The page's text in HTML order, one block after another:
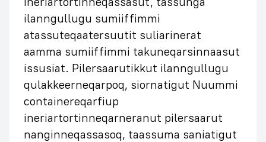
ilanngullugu sumiiffimmi
atassuteqaatersuutit suliarinerat
aamma sumiiffimmi takuneqarsinnaasut
issusiat. Pilersaarutikkut ilanngullugu
qulakkeerneqarpoq, siornatigut Nuummi
containereqarfiup
ineriartortinneqarneranut pilersaarut
nanginneqassasoq, taassuma saniatigut